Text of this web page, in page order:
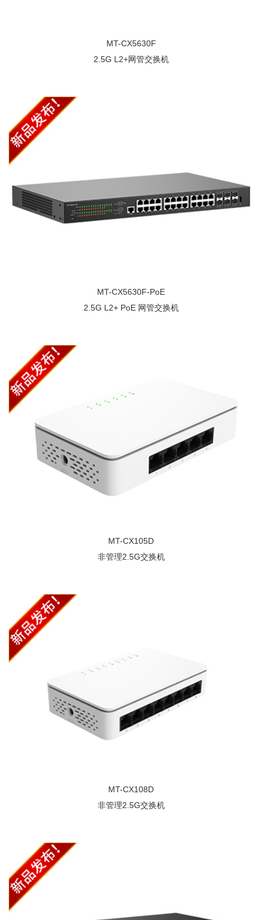
MT-CX5630F
2.5G L2+网管交换机
MT-CX5630F-PoE
2.5G L2+ PoE 网管交换机
MT-CX105D
非管理2.5G交换机
MT-CX108D
非管理2.5G交换机